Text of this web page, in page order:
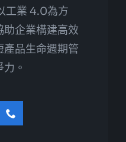
工業 4.0為方
助企業構建高效
產品生命週期管
。